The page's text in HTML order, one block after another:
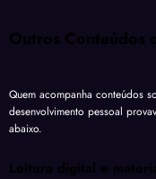
Outros Conteúdos
Quem acompanha conteúdos
desenvolvimento pessoal
abaixo.
Leitura digital e